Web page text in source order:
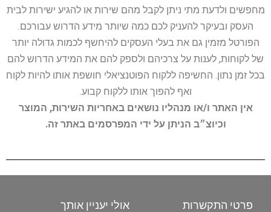
מחפשים ולדעת מתי ניתן לקבל מהם שירות או להגיע ישירות לבית
העסק ובעיקר להעניק לכם כמה שיותר מידע הדרוש עבורכם.
הפורטל מזמין גם את בעלי העסקים להיחשף לכמות גדולה יותר
של לקוחות, לענות על צרכיהם ולספק להם את המידע הדרוש להם
בכל זמן נתון. החשיפה ללקוח הפוטנציאלי חושפת אותו להיות לקוח
ואף להפוך אותו ללקוח קבוע.
אין האתר ו/או מנהליו נושאים באחריות השירות, המוצר
וכיוצ״ב הניתן על ידי המפרסמים באתר זה.
פרטי התקשרות אולי יעניין אותך